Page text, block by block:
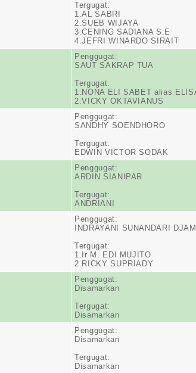
Tergugat:
1.AL SABRI
2.SUEB WIJAYA
3.CENING SADIANA S.E
4.JEFRI WINARDO SIRAIT
Penggugat:
SAUT SAKRAP TUA
Tergugat:
1.NONA ELI SABET alias
2.VICKY OKTAVIANUS
Penggugat:
SANDHY SOENDHORO
Tergugat:
EDWIN VICTOR SODAK
Penggugat:
ARDIN SIANIPAR
Tergugat:
ANDRIANI
Penggugat:
INDRAYANI SUNANDARI
Tergugat:
1.Ir M. EDI MUJITO
2.RICKY SUPRIADY
Penggugat:
Disamarkan
Tergugat:
Disamarkan
Penggugat:
Disamarkan
Tergugat:
Disamarkan